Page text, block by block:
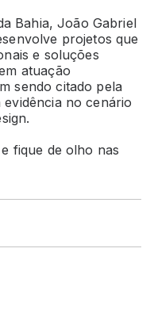
Bahia, João Gabriel
projetos que
e soluções
atuação
sendo citado pela
no cenário
fique de olho nas